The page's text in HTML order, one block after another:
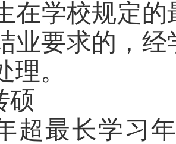
在学校规定
业要求的，
理。
硕
超最长学习